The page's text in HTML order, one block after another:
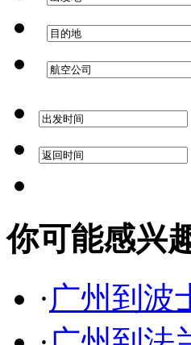
你可能感兴
·广州到波